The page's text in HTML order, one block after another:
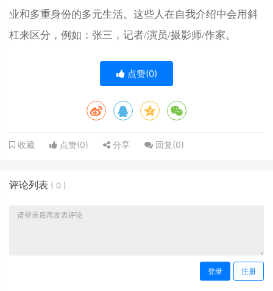
业和多重身份的多元生活。这些人在自我介绍中会用斜
杠来区分，例如：张三，记者/演员/摄影师/作家。
点赞(0)
收藏 点赞(0) 分享 回复(0)
评论列表 ( 0 )
登录 注册